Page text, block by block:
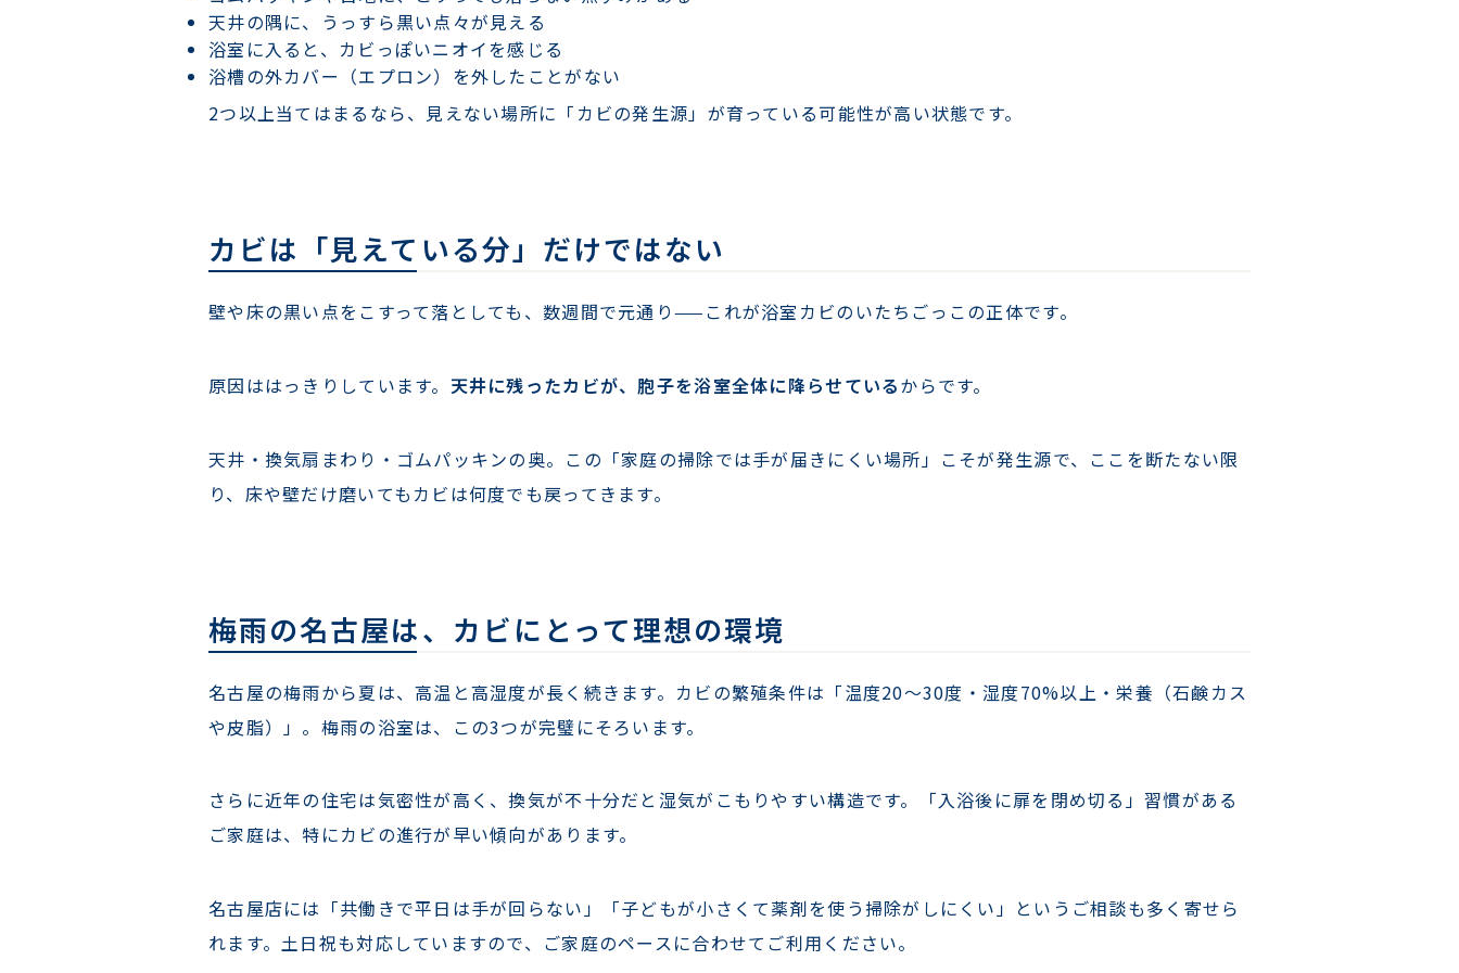
天井の隅に、うっすら黒い点々が見える
浴室に入ると、カビっぽいニオイを感じる
浴槽の外カバー（エプロン）を外したことがない
2つ以上当てはまるなら、見えない場所に「カビの発生源」が育っている可能性が高い状態です。
カビは「見えている分」だけではない
壁や床の黒い点をこすって落としても、数週間で元通り——これが浴室カビのいたちごっこの正体です。
原因ははっきりしています。 天井に残ったカビが、胞子を浴室全体に降らせているからです。
天井・換気扇まわり・ゴムパッキンの奥。この「家庭の掃除では手が届きにくい場所」こそが発生源で、ここを断たない限
り、床や壁だけ磨いてもカビは何度でも戻ってきます。
梅雨の名古屋は、カビにとって理想の環境
名古屋の梅雨から夏は、高温と高湿度が長く続きます。カビの繁殖条件は「温度20〜30度・湿度70%以上・栄養（石鹸カス
や皮脂）」。梅雨の浴室は、この3つが完璧にそろいます。
さらに近年の住宅は気密性が高く、換気が不十分だと湿気がこもりやすい構造です。「入浴後に扉を閉め切る」習慣がある
ご家庭は、特にカビの進行が早い傾向があります。
名古屋店には「共働きで平日は手が回らない」「子どもが小さくて薬剤を使う掃除がしにくい」というご相談も多く寄せら
れます。土日祝も対応していますので、ご家庭のペースに合わせてご利用ください。